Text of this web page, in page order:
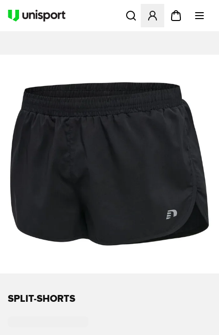
Öffnet ein Fenster zum
SPLIT-SHORTS